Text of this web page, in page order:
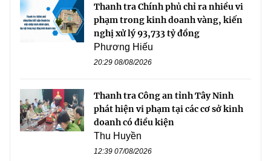
Thanh tra Chính phủ chỉ ra nhiều vi
phạm trong kinh doanh vàng, kiến
nghị xử lý 93,733 tỷ đồng
Phương Hiếu
20:29 08/08/2026
Thanh tra Công an tỉnh Tây Ninh
phát hiện vi phạm tại các cơ sở kinh
doanh có điều kiện
Thu Huyền
12:39 07/08/2026